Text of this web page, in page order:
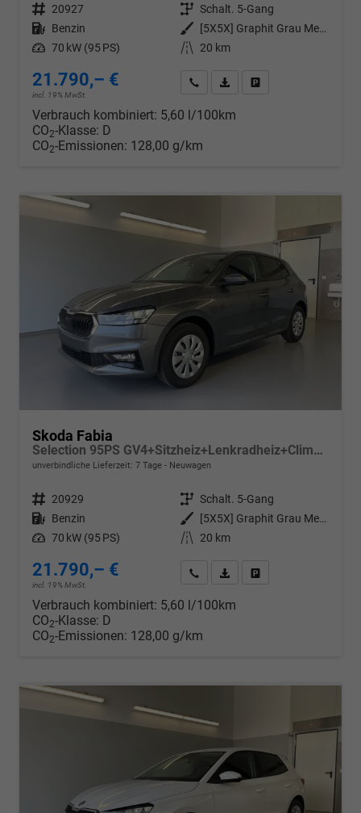
Fahrzeugnr. 20927 Getriebe Schalt. 5-Gang
Kraftstoff Benzin Außenfarbe
[5X5X] Graphit Grau Metallic
Leistung 70 kW (95 PS) Kilometerstand 20 km
21.790,– €
incl. 19% MwSt.
Wir rufen Sie anPDF-Datei, Fahrzeugexposé
Verbrauch kombiniert: 5,60 l/100km
CO2-Klasse: D
CO2-Emissionen: 128,00 g/km
Skoda Fabia
Selection 95PS GV4+Sitzheiz+Lenkradheiz+Climatronic+Sunset+AppConnect+PDC
unverbindliche Lieferzeit: 7 Tage Neuwagen
Fahrzeugnr. 20929 Getriebe Schalt. 5-Gang
Kraftstoff Benzin Außenfarbe
[5X5X] Graphit Grau Metallic
Leistung 70 kW (95 PS) Kilometerstand 20 km
21.790,– €
incl. 19% MwSt.
Wir rufen Sie anPDF-Datei, Fahrzeugexposé
Verbrauch kombiniert: 5,60 l/100km
CO2-Klasse: D
CO2-Emissionen: 128,00 g/km